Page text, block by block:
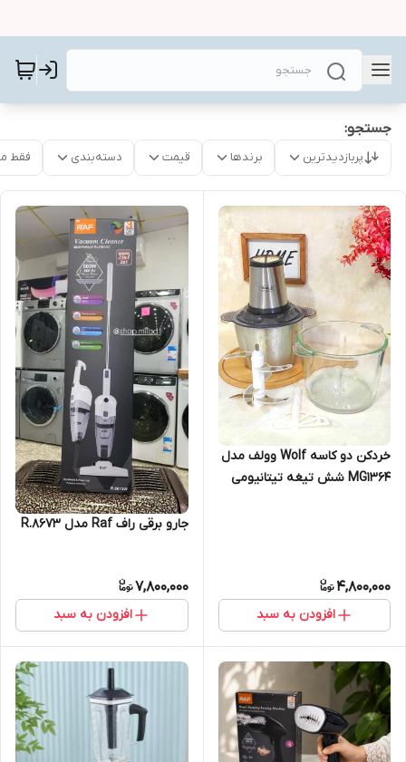
جستجو:
پربازدیدترین برندها قیمت دسته‌بندی فقط
خردکن دو کاسه Wolf وولف مدل
MG1364 شش تیغه تیتانیومی
4,800,000
افزودن به سبد
جارو برقی راف Raf مدل R.8673
7,800,000
افزودن به سبد